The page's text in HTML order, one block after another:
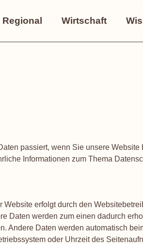
Regional Wirtschaft
passiert, wenn Sie unsere Website
Informationen zum Thema
Website erfolgt durch den
Daten werden zum einen dadurch
Andere Daten werden automatisch
oder Uhrzeit des